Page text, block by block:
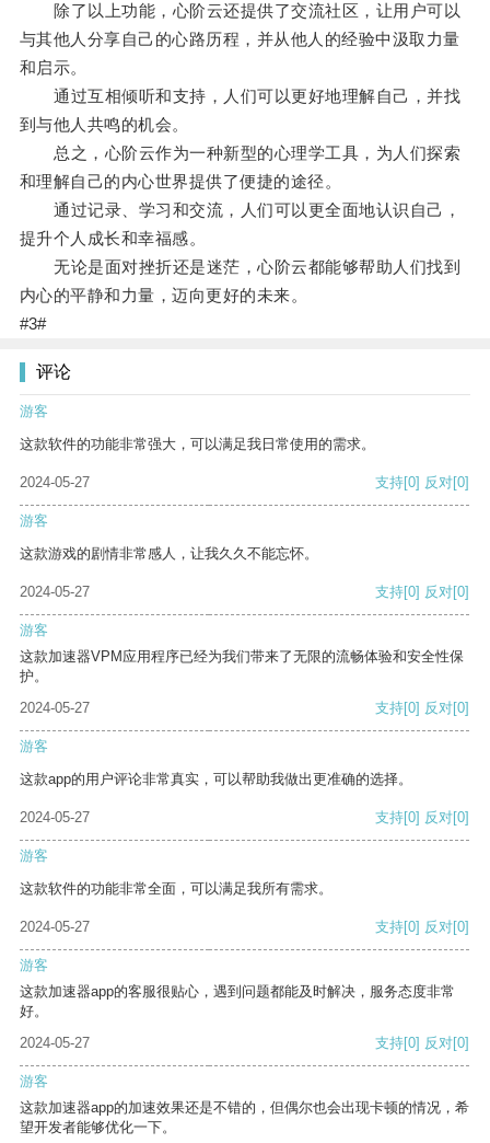
除了以上功能，心阶云还提供了交流社区，让用户可以
与其他人分享自己的心路历程，并从他人的经验中汲取力量
和启示。
通过互相倾听和支持，人们可以更好地理解自己，并找
到与他人共鸣的机会。
总之，心阶云作为一种新型的心理学工具，为人们探索
和理解自己的内心世界提供了便捷的途径。
通过记录、学习和交流，人们可以更全面地认识自己，
提升个人成长和幸福感。
无论是面对挫折还是迷茫，心阶云都能够帮助人们找到
内心的平静和力量，迈向更好的未来。
#3#
评论
游客
这款软件的功能非常强大，可以满足我日常使用的需求。
2024-05-27 支持[0] 反对[0]
游客
这款游戏的剧情非常感人，让我久久不能忘怀。
2024-05-27 支持[0] 反对[0]
游客
这款加速器VPM应用程序已经为我们带来了无限的流畅体验和安全性保
护。
2024-05-27
支持[0] 反对[0]
游客
这款app的用户评论非常真实，可以帮助我做出更准确的选择。
2024-05-27 支持[0] 反对[0]
游客
这款软件的功能非常全面，可以满足我所有需求。
2024-05-27 支持[0] 反对[0]
游客
这款加速器app的客服很贴心，遇到问题都能及时解决，服务态度非常
好。
2024-05-27
支持[0] 反对[0]
游客
这款加速器app的加速效果还是不错的，但偶尔也会出现卡顿的情况，希
望开发者能够优化一下。